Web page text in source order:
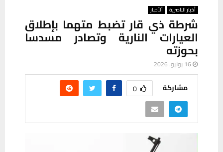
أخبار الناصرية ألأخبار
شرطة ذي قار تضبط متهما بإطلاق
العيارات النارية وتصادر مسدسا
بحوزته
16 يونيو، 2026
مشاركة 0